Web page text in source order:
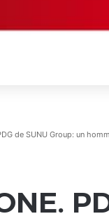
de SUNU Group: un